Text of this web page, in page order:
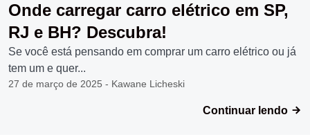
Onde carregar carro elétrico em SP,
RJ e BH? Descubra!
Se você está pensando em comprar um carro elétrico ou já
tem um e quer...
27 de março de 2025 - Kawane Licheski
Continuar lendo